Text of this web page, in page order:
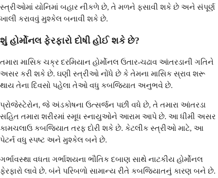
સ્ત્રીઓમાં યોનિમાં બહાર નીકળે છે, તે મળને ફસાવી શકે છે અને સંપૂર્ણ
ખાલી કરાવવું મુશ્કેલ બનાવી શકે છે.
શું હોર્મોનલ ફેરફારો દોષી હોઈ શકે છે?
તમારા માસિક ચક્ર દરમિયાન હોર્મોનલ ઉતાર-ચઢાવ આંતરડાની ગતિને
અસર કરી શકે છે. ઘણી સ્ત્રીઓ નોંધે છે કે તેમના માસિક સ્રાવ શરૂ
થાય તેના દિવસો પહેલા તેઓ વધુ કબજિયાત અનુભવે છે.
પ્રોજેસ્ટેરોન, જે અંડકોષના ઉત્સર્જન પછી વધે છે, તે તમારા આંતરડા
સહિત તમારા શરીરમાં સ્મૂધ સ્નાયુઓને આરામ આપે છે. આ ધીમી અસર
કામચલાઉ કબજિયાત તરફ દોરી શકે છે. કેટલીક સ્ત્રીઓ માટે, આ
પેટર્ન વધુ સ્પષ્ટ અને મુશ્કેલ બને છે.
ગર્ભાવસ્થા વધતા ગર્ભાશયના ભૌતિક દબાણ સાથે નાટકીય હોર્મોનલ
ફેરફારો લાવે છે. બંને પરિબળો સામાન્ય રીતે કબજિયાતનું કારણ બને છે.